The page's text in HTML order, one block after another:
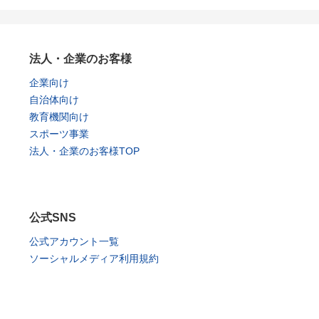
法人・企業のお客様
企業向け
自治体向け
教育機関向け
スポーツ事業
法人・企業のお客様TOP
公式SNS
公式アカウント一覧
ソーシャルメディア利用規約